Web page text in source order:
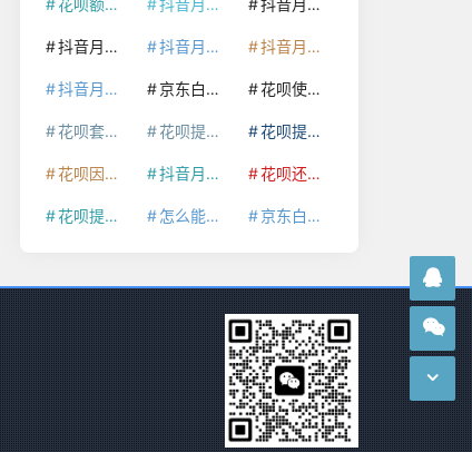
花呗额度提升 抖音月付套现24小时接单 抖音月付套现怎么套
抖音月付套现多少手续费 抖音月付套现商家有哪些 抖音月付套现30秒技巧
抖音月付套现最新方法 京东白条额度提升 花呗使用技巧
花呗套取现金最佳方法 花呗提额技巧 花呗提现怎么操作
花呗因为套现被限额了这种情况要多久才会好 抖音月付套现秒回100起 花呗还款技巧
花呗提现到银行卡 怎么能把京东白条额度钱套出来 京东白条套出来手续费多少